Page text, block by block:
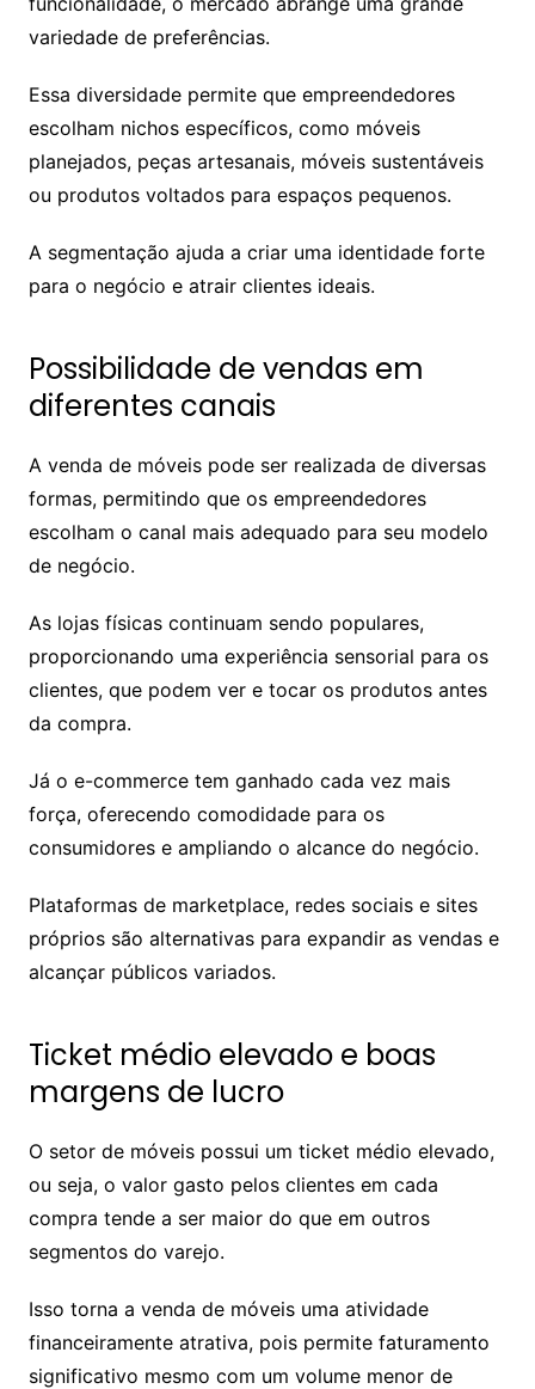
variedade de preferências.
Essa diversidade permite que empreendedores
escolham nichos específicos, como móveis
planejados, peças artesanais, móveis sustentáveis
ou produtos voltados para espaços pequenos.
A segmentação ajuda a criar uma identidade forte
para o negócio e atrair clientes ideais.
Possibilidade de vendas em
diferentes canais
A venda de móveis pode ser realizada de diversas
formas, permitindo que os empreendedores
escolham o canal mais adequado para seu modelo
de negócio.
As lojas físicas continuam sendo populares,
proporcionando uma experiência sensorial para os
clientes, que podem ver e tocar os produtos antes
da compra.
Já o e-commerce tem ganhado cada vez mais
força, oferecendo comodidade para os
consumidores e ampliando o alcance do negócio.
Plataformas de marketplace, redes sociais e sites
próprios são alternativas para expandir as vendas e
alcançar públicos variados.
Ticket médio elevado e boas
margens de lucro
O setor de móveis possui um ticket médio elevado,
ou seja, o valor gasto pelos clientes em cada
compra tende a ser maior do que em outros
segmentos do varejo.
Isso torna a venda de móveis uma atividade
financeiramente atrativa, pois permite faturamento
significativo mesmo com um volume menor de